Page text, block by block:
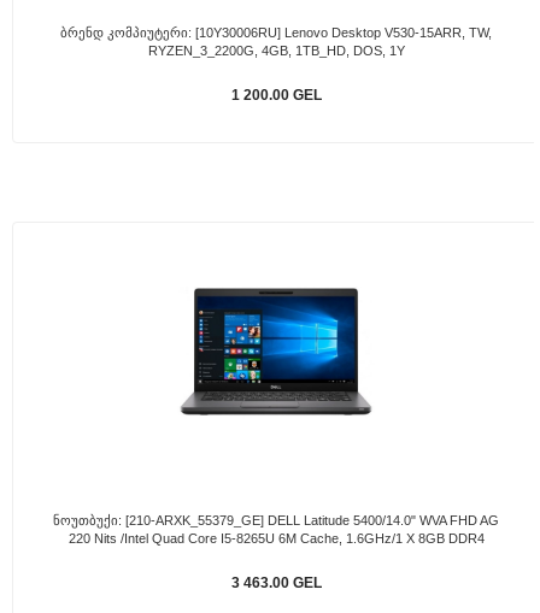
Ბრენდ Კომპიუტერი: [10Y30006RU] Lenovo Desktop V530-15ARR, TW,
RYZEN_3_2200G, 4GB, 1TB_HD, DOS, 1Y
1 200.00 GEL
Ნოუთბუქი: [210-ARXK_55379_GE] DELL Latitude 5400/14.0" WVA FHD AG
220 Nits /Intel Quad Core I5-8265U 6M Cache, 1.6GHz/1 X 8GB DDR4
3 463.00 GEL